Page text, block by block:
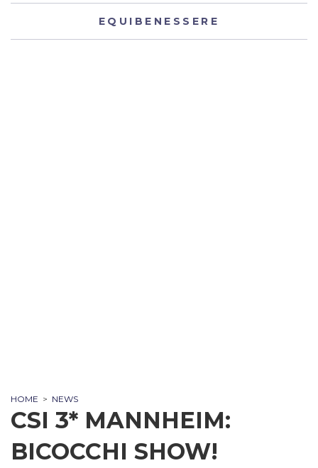
EQUIBENESSERE
HOME > NEWS
CSI 3* MANNHEIM:
BICOCCHI SHOW!